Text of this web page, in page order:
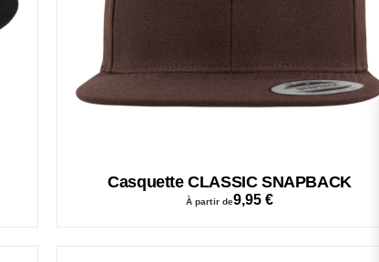
Casquette CLASSIC SNAPBACK
À partir de9,95€